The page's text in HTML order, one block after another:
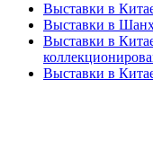
Выставки в
Выставки в
Выставки в
Выставки в